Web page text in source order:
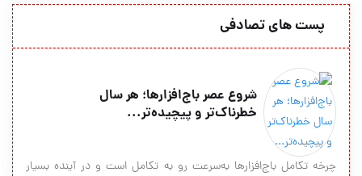
پست های تصادفی
شروع عصر باج‌افزارها؛ هر سال
خطرناک‌تر و پیچیده‌تر...
چرخه تکامل باج‌افزارها به‌سرعت رو به تکامل است و در آینده بسیار